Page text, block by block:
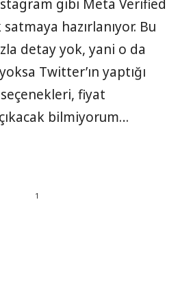
gibi Meta Verified
hazırlanıyor. Bu
detay yok, yani o da
Twitter’ın yaptığı
fiyat
bilmiyorum…
1